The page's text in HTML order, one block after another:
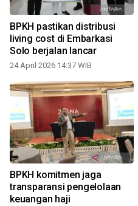
BPKH pastikan distribusi
living cost di Embarkasi
Solo berjalan lancar
24 April 2026 14:37 WIB
BPKH komitmen jaga
transparansi pengelolaan
keuangan haji